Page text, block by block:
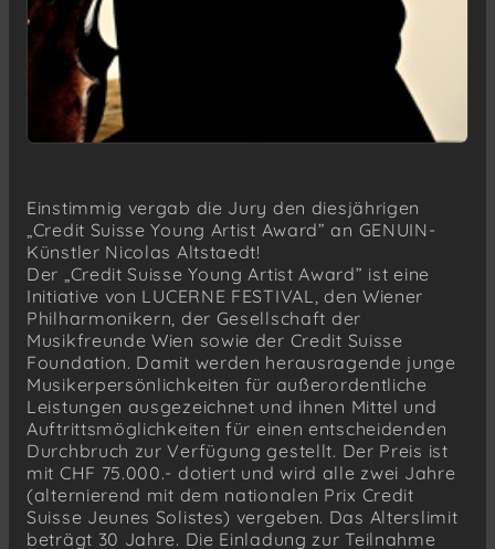
Einstimmig vergab die Jury den diesjährigen
„Credit Suisse Young Artist Award” an GENUIN-
Künstler Nicolas Altstaedt!
Der „Credit Suisse Young Artist Award” ist eine
Initiative von LUCERNE FESTIVAL, den Wiener
Philharmonikern, der Gesellschaft der
Musikfreunde Wien sowie der Credit Suisse
Foundation. Damit werden herausragende junge
Musikerpersönlichkeiten für außerordentliche
Leistungen ausgezeichnet und ihnen Mittel und
Auftrittsmöglichkeiten für einen entscheidenden
Durchbruch zur Verfügung gestellt. Der Preis ist
mit CHF 75.000.- dotiert und wird alle zwei Jahre
(alternierend mit dem nationalen Prix Credit
Suisse Jeunes Solistes) vergeben. Das Alterslimit
beträgt 30 Jahre. Die Einladung zur Teilnahme